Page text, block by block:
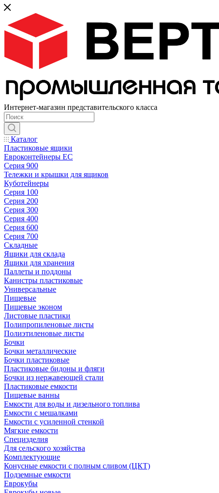
Интернет-магазин представительского класса
Каталог
Пластиковые ящики
Евроконтейнеры ЕС
Серия 900
Тележки и крышки для ящиков
Куботейнеры
Серия 100
Серия 200
Серия 300
Серия 400
Серия 600
Серия 700
Складные
Ящики для склада
Ящики для хранения
Паллеты и поддоны
Канистры пластиковые
Универсальные
Пищевые
Пищевые эконом
Листовые пластики
Полипропиленовые листы
Полиэтиленовые листы
Бочки
Бочки металлические
Бочки пластиковые
Пластиковые бидоны и фляги
Бочки из нержавеющей стали
Пластиковые емкости
Пищевые ванны
Емкости для воды и дизельного топлива
Емкости с мешалками
Емкости с усиленной стенкой
Мягкие емкости
Специзделия
Для сельского хозяйства
Комплектующие
Конусные емкости с полным сливом (ЦКТ)
Подземные емкости
Еврокубы